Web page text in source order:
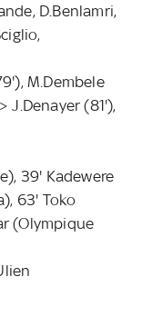
D.Benlamri,
M.Dembele
J.Denayer (81'),
39' Kadewere
63' Toko
(Olympique